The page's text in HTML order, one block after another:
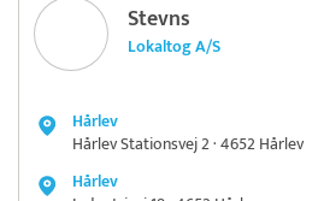
Stevns
Lokaltog A/S
Hårlev
Hårlev Stationsvej 2 · 4652 Hårlev
Hårlev